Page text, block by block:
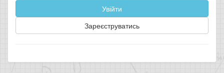
Увійти
Зареєструватись